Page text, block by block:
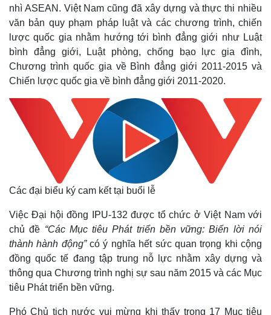
Kinh tế
Bất động sản
Khởi nghiệp
Thị trường
Giá vàng
Tiêu dùng
Tỷ giá
Chứng khoán
Giá cà phê
nhì ASEAN. Việt Nam cũng đã xây dựng và thực thi nhiều
văn bản quy phạm pháp luật và các chương trình, chiến
lược quốc gia nhằm hướng tới bình đẳng giới như Luật
bình đẳng giới, Luật phòng, chống bạo lực gia đình,
Chương trình quốc gia về Bình đẳng giới 2011-2015 và
Chiến lược quốc gia về bình đẳng giới 2011-2020.
Các đại biểu ký cam kết tại buổi lễ
Việc Đại hội đồng IPU-132 được tổ chức ở Việt Nam với
chủ đề “Các Mục tiêu Phát triển bền vững: Biến lời nói
thành hành động”có ý nghĩa hết sức quan trọng khi cộng
đồng quốc tế đang tập trung nỗ lực nhằm xây dựng và
thông qua Chương trình nghị sự sau năm 2015 và các Mục
tiêu Phát triển bền vững.
Phó Chủ tịch nước vui mừng khi thấy trong 17 Mục tiêu